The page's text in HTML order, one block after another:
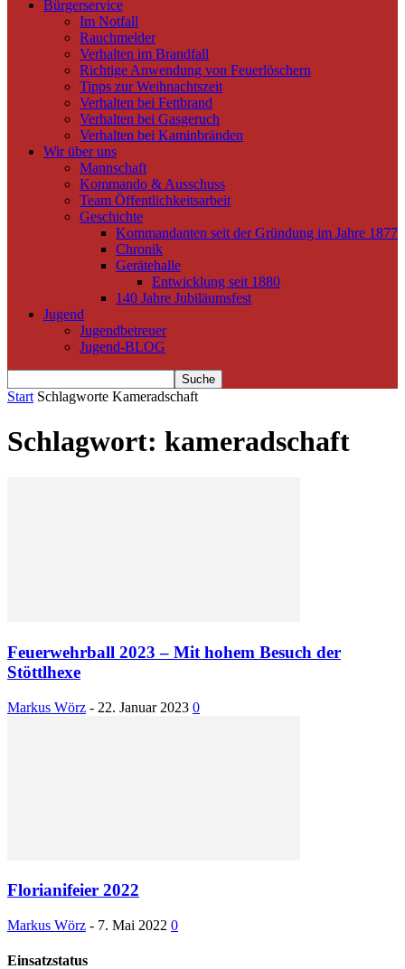
Bürgerservice
Im Notfall
Rauchmelder
Verhalten im Brandfall
Richtige Anwendung von Feuerlöschern
Tipps zur Weihnachtszeit
Verhalten bei Fettbrand
Verhalten bei Gasgeruch
Verhalten bei Kaminbränden
Wir über uns
Mannschaft
Kommando & Ausschuss
Team Öffentlichkeitsarbeit
Geschichte
Kommandanten seit der Gründung im Jahre 1877
Chronik
Gerätehalle
Entwicklung seit 1880
140 Jahre Jubiläumsfest
Jugend
Jugendbetreuer
Jugend-BLOG
Start Schlagworte Kameradschaft
Schlagwort: kameradschaft
Feuerwehrball 2023 – Mit hohem Besuch der
Stöttlhexe
Markus Wörz - 22. Januar 2023 0
Florianifeier 2022
Markus Wörz - 7. Mai 2022 0
Einsatzstatus